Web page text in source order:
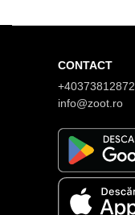
CONTACT
+40373812872
info@zoot.ro